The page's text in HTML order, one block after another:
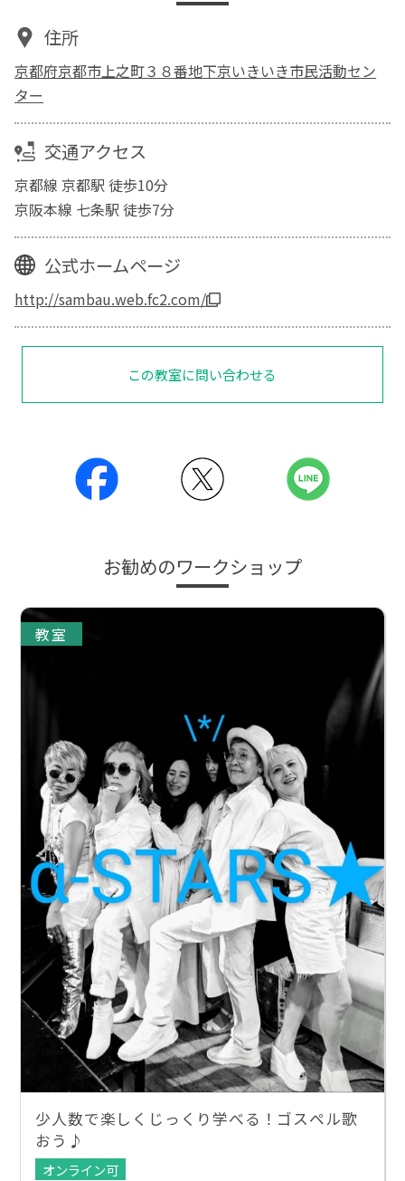
住所
京都府京都市上之町３８番地下京いきいき市民活動セン
ター
交通アクセス
京都線 京都駅 徒歩10分
京阪本線 七条駅 徒歩7分
公式ホームページ
http://sambau.web.fc2.com/
この教室に問い合わせる
お勧めのワークショップ
教室
少人数で楽しくじっくり学べる！ゴスペル歌
おう♪
オンライン可